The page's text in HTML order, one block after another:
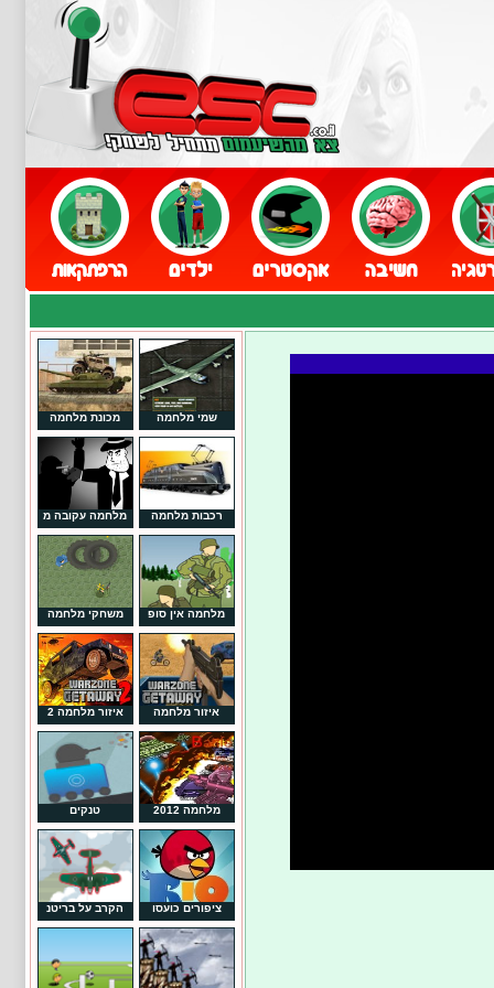
שמי מלחמה מכונת מלחמה
רכבות מלחמה מלחמה עקובה מ
מלחמה אין סופ משחקי מלחמה
איזור מלחמה איזור מלחמה 2
מלחמה 2012 טנקים
ציפורים כועסו הקרב על בריטנ